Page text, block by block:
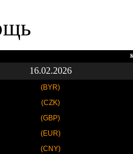
16.02.2026
(BYR)
(CZK)
(GBP)
(EUR)
(CNY)